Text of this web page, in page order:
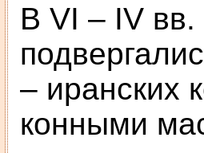
В VI – IV
– иранских
конными